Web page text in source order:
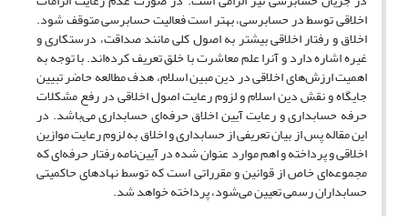
اخلاقی توسط در حسابرسی، بهتر است فعالیت حسابرسی متوقف شود.
اخلاق و رفتار اخلاقی بیشتر به اصول کلی مانند صداقت، درستکاری و
غیره اشاره دارد و آنرا علم معاشرت با خلق تعریف کرده‌اند. با توجه به
اهمیت ارزش‌های اخلاقی در دین مبین اسلام، هدف مطالعه حاضر تبیین
جایگاه و نقش دین اسلام و لزوم رعایت اصول اخلاقی در رفع مشکلات
حرفه حسابداری و رعایت آیین اخلاق حرفه‌ای حسابداری می‌باشد. در
این مقاله پس از بیان تعریفی از حسابداری و اخلاق به لزوم رعایت موازین
اخلاقی و پرداخته و اهم موارد عنوان شده در آیین‌نامه رفتار حرفه‌ای که
مجموعه‌ای خاص از قوانین و مقرراتی است که توسط نهادهای حاکمیتی
حسابداران رسمی تعیین می‌شود، پرداخته خواهد شد.